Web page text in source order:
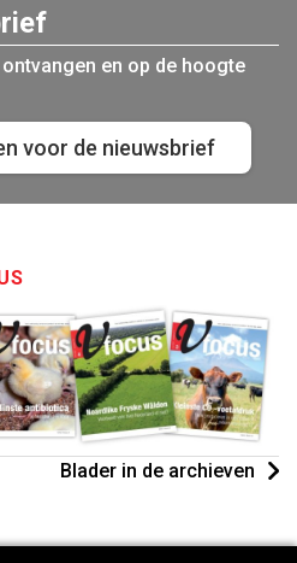
en op de hoogte
voor de nieuwsbrief
Blader in de archieven